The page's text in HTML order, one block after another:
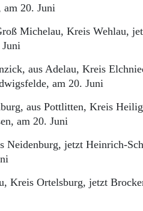
am 20. Juni
Michelau, Kreis Wehlau,
Juni
aus Adelau, Kreis
am 20. Juni
aus Pottlitten, Kreis
am 20. Juni
Neidenburg, jetzt Heinrich-
Kreis Ortelsburg, jetzt